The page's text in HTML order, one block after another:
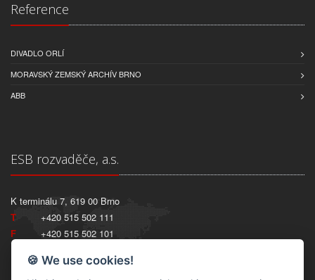
Reference
DIVADLO ORLÍ
MORAVSKÝ ZEMSKÝ ARCHÍV BRNO
ABB
ESB rozvaděče, a.s.
K terminálu 7, 619 00 Brno
T
+420 515 502 111
F
+420 515 502 101
DIČ:
CZ27749690
🍪 We use cookies!